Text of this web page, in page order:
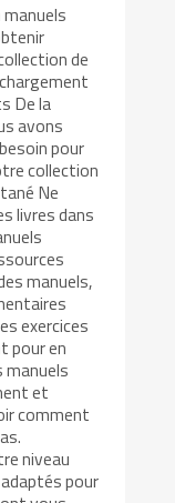
de
De la
avons
pour
collection
Ne
livres dans
manuels,
exercices
pour en
et
comment
niveau
pour